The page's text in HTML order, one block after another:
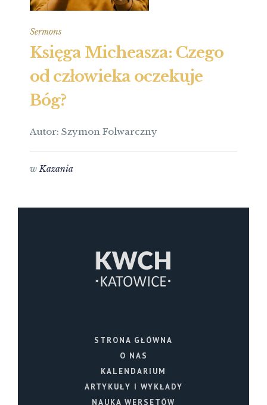
Sermons
Księga Micheasza: Czego
od człowieka oczekuje
Bóg?
Autor: Szymon Folwarczny
wKazania
STRONA GŁÓWNA
O NAS
KALENDARIUM
ARTYKUŁY I WYKŁADY
NAUKA WERSETÓW